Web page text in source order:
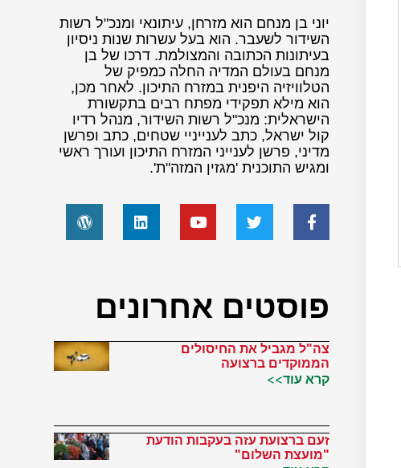
יוני בן מנחם הוא מזרחן, עיתונאי ומנכ"ל רשות
השידור לשעבר. הוא בעל עשרות שנות ניסיון
בעיתונות הכתובה והמצולמת. דרכו של בן
מנחם בעולם המדיה החלה כמפיק של
הטלוויזיה היפנית במזרח התיכון. לאחר מכן,
הוא מילא תפקידי מפתח רבים בתקשורת
הישראלית: מנכ"ל רשות השידור, מנהל רדיו
קול ישראל, כתב לענייניי שטחים, כתב ופרשן
מדיני, פרשן לענייני המזרח התיכון ועורך ראשי
ומגיש התוכנית 'מגזין המזה"ת'.
פוסטים אחרונים
צה"ל מגביל את החיסולים
הממוקדים ברצועה
קרא עוד>>
זעם ברצועת עזה בעקבות הודעת
"מועצת השלום"